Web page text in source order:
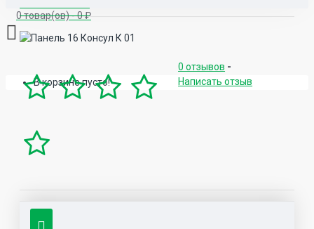
0 товар(ов) - 0 ₽
В корзине пусто!
0 отзывов -
Написать отзыв